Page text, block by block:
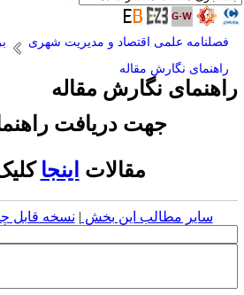
فصلنامه علمی اقتصاد و مدیریت شهری
راهنمای نگارش مقاله
نگارش مقاله
جهت دریافت
مقالاتاینجا کلیک
سایر مطالب این بخش | نسخه قابل